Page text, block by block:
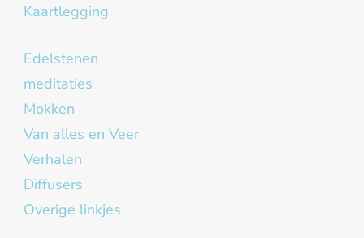
Kaartlegging
Edelstenen
meditaties
Mokken
Van alles en Veer
Verhalen
Diffusers
Overige linkjes